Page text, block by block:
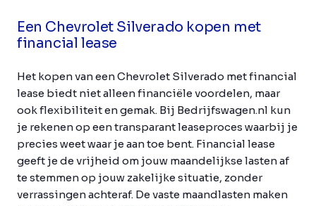
Een Chevrolet Silverado kopen met
financial lease
Het kopen van een Chevrolet Silverado met financial
lease biedt niet alleen financiële voordelen, maar
ook flexibiliteit en gemak. Bij Bedrijfswagen.nl kun
je rekenen op een transparant leaseproces waarbij je
precies weet waar je aan toe bent. Financial lease
geeft je de vrijheid om jouw maandelijkse lasten af
te stemmen op jouw zakelijke situatie, zonder
verrassingen achteraf. De vaste maandlasten maken